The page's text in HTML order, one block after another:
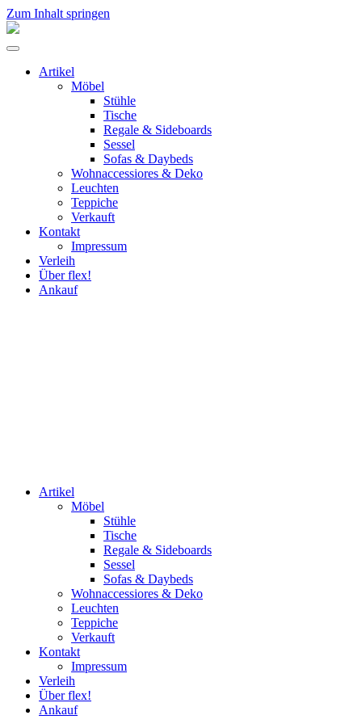
Zum Inhalt springen
flex!
vintage
Menü
umschalten
Artikel
Möbel
Stühle
Tische
Regale & Sideboards
Sessel
Sofas & Daybeds
Wohnaccessiores & Deko
Leuchten
Teppiche
Verkauft
Kontakt
Impressum
Verleih
Über flex!
Ankauf
Artikel
Möbel
Stühle
Tische
Regale & Sideboards
Sessel
Sofas & Daybeds
Wohnaccessiores & Deko
Leuchten
Teppiche
Verkauft
Kontakt
Impressum
Verleih
Über flex!
Ankauf